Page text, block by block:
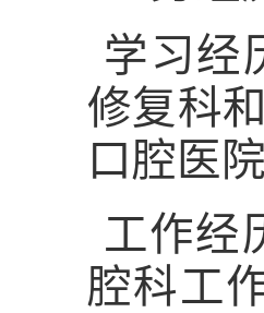
学习经
修复科
口腔医
工作经
腔科工